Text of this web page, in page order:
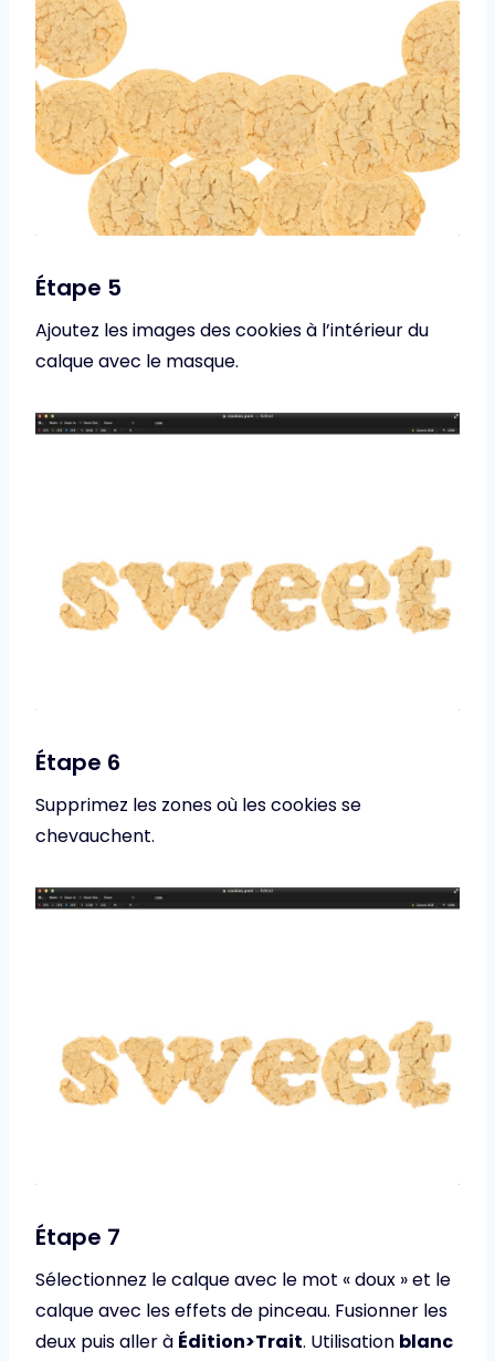
Étape 5
Ajoutez les images des cookies à l’intérieur du
calque avec le masque.
Étape 6
Supprimez les zones où les cookies se
chevauchent.
Étape 7
Sélectionnez le calque avec le mot « doux » et le
calque avec les effets de pinceau. Fusionner les
deux puis aller à Édition>Trait. Utilisation blanc